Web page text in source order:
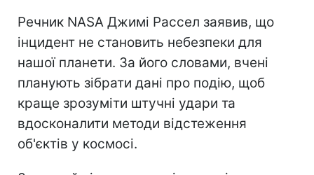
Речник NASA Джимі Рассел заявив, що
інцидент не становить небезпеки для
нашої планети. За його словами, вчені
планують зібрати дані про подію, щоб
краще зрозуміти штучні удари та
вдосконалити методи відстеження
об'єктів у космосі.